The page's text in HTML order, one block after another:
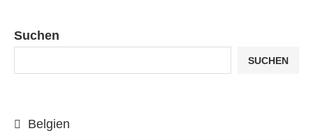
Suchen
SUCHEN
Belgien